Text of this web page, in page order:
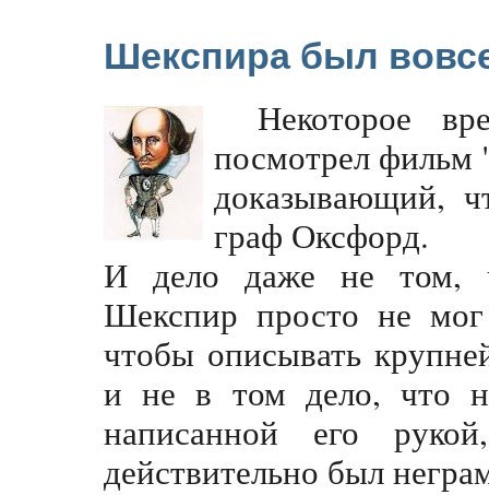
Шекспира был
Некоторое
посмотрел фильм
доказывающий,
граф Оксфорд.
И дело даже не том,
Шекспир просто не мог
чтобы описывать
и не в том дело, что
написанной его
действительно был